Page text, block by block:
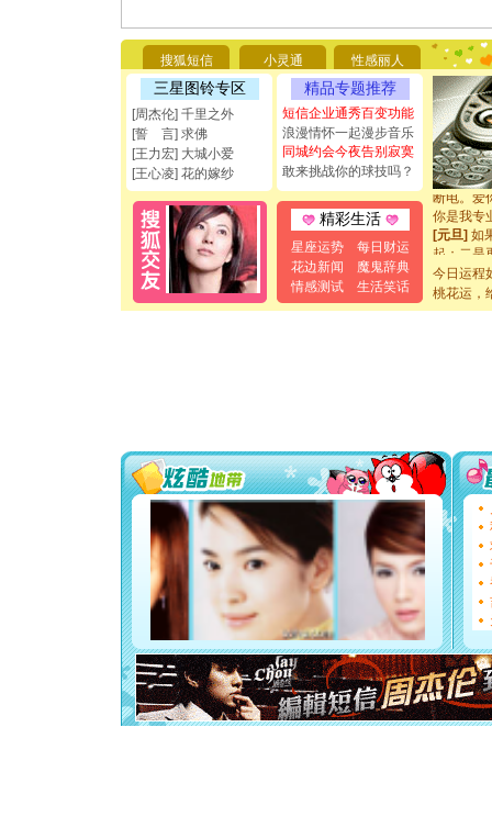
搜狐短信 小灵通 性感丽人
三星图铃专区
[周杰伦] 千里之外
[誓 言] 求佛
[王力宏] 大城小爱
[王心凌] 花的嫁纱
精品专题推荐
短信企业通秀百变功能
浪漫情怀一起漫步音乐
同城约会今夜告别寂寞
敢来挑战你的球技吗？
精彩生活
星座运势
每日财运
花边新闻
魔鬼辞典
情感测试
生活笑话
你太多，
要平安
[圣诞节]
能正大光
都要快乐
[圣诞节]
如意,快
[元旦]看
断电。爱
你是我专
[元旦]如
起；二是
离。水
[元旦]当
泣，这痛
[圣诞节]
你太多，
要平安
[圣诞节]
能正大
都要快乐
[圣诞节]
如意,快
[元旦]
看
断电。
你是我
[元旦]如
起；二是
离。水晶
[元旦]当
泣，这痛
今日运程
桃花运，